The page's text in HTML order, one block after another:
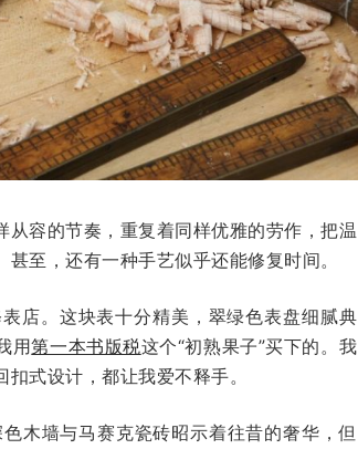
容的节奏，重复着同样优雅的劳作，把温
至，还有一种手艺似乎还能修复时间。
店。这块表十分精美，翠绿色表盘细腻典
用第一本书版税这个“初熟果子”买下的。我
式设计，都让我爱不释手。
木墙与马赛克瓷砖昭示着往昔的奢华，但